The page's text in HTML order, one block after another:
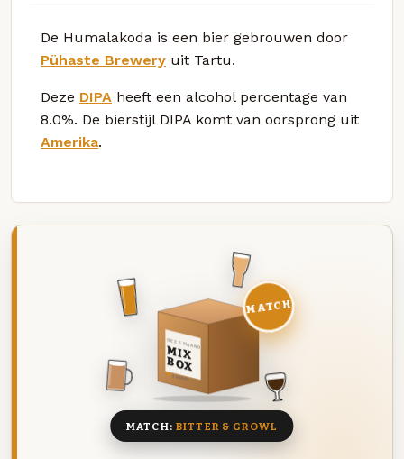
De Humalakoda is een bier gebrouwen door
Pühaste Brewery uit Tartu.
Deze DIPA heeft een alcohol percentage van
8.0%. De bierstijl DIPA komt van oorsprong uit
Amerika.
DEZE MAAND
MIX
BOX
8 BIEREN
MATCH
MATCH: BITTER & GROWL